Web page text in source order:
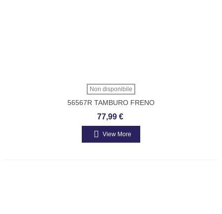
Non disponibile
56567R TAMBURO FRENO
POSTERIORE PIAGGIO APE TM 602-
77,99 €
View More